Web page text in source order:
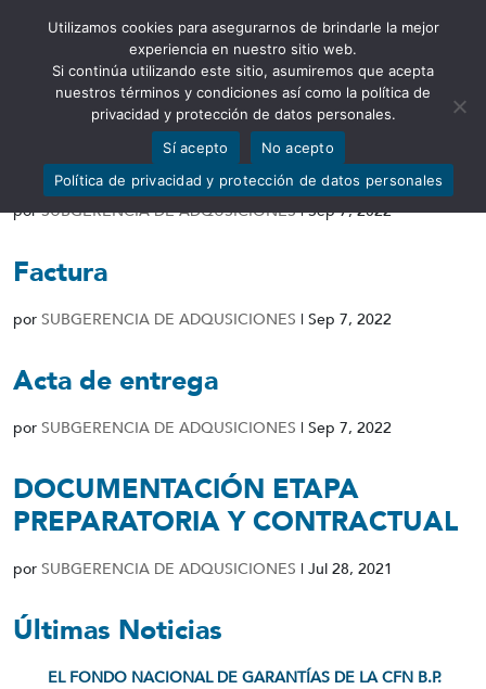
Abrir barra de herramientas
Informe de conformidad
porSUBGERENCIA DE ADQUSICIONES|Sep 7, 2022
Factura
por SUBGERENCIA DE ADQUSICIONES | Sep 7, 2022
Acta de entrega
por SUBGERENCIA DE ADQUSICIONES | Sep 7, 2022
DOCUMENTACIÓN ETAPA
PREPARATORIA Y CONTRACTUAL
por SUBGERENCIA DE ADQUSICIONES | Jul 28, 2021
Últimas Noticias
EL FONDO NACIONAL DE GARANTÍAS DE LA CFN B.P.
Utilizamos cookies para asegurarnos de brindarle la mejor
experiencia en nuestro sitio web.
Si continúa utilizando este sitio, asumiremos que acepta
nuestros términos y condiciones así como la política de
privacidad y protección de datos personales.
Sí acepto
No acepto
Política de privacidad y protección de datos personales